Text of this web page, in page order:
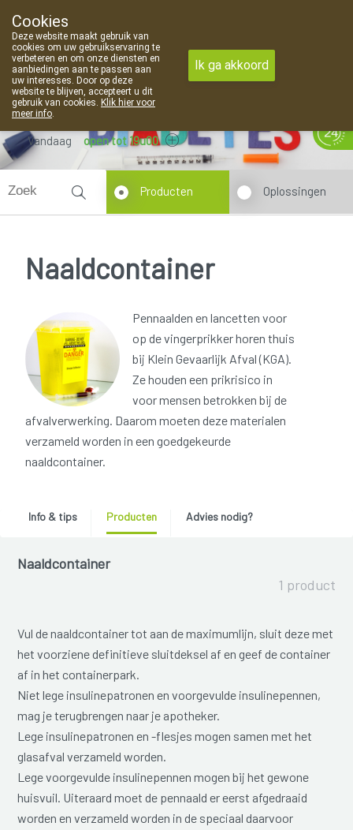
09 373 94 03
Vandaag open tot 19u00
Producten Oplossingen
Naaldcontainer
Pennaalden en lancetten voor
op de vingerprikker horen thuis
bij Klein Gevaarlijk Afval (KGA).
Ze houden een prikrisico in
voor mensen betrokken bij de
afvalverwerking. Daarom moeten deze materialen
verzameld worden in een goedgekeurde
naaldcontainer.
Info & tips Producten Advies nodig?
Naaldcontainer
1 product
Vul de naaldcontainer tot aan de maximumlijn, sluit deze met
het voorziene definitieve sluitdeksel af en geef de container
af in het containerpark.
Niet lege insulinepatronen en voorgevulde insulinepennen,
mag je terugbrengen naar je apotheker.
Lege insulinepatronen en -flesjes mogen samen met het
glasafval verzameld worden.
Lege voorgevulde insulinepennen mogen bij het gewone
huisvuil. Uiteraard moet de pennaald er eerst afgedraaid
worden en verzameld worden in de speciaal daarvoor
Cookies
Deze website maakt gebruik van
cookies om uw gebruikservaring te
verbeteren en om onze diensten en
aanbiedingen aan te passen aan
uw interesses. Door op deze
website te blijven, accepteert u dit
gebruik van cookies. Klik hier voor
meer info.
Ik ga akkoord